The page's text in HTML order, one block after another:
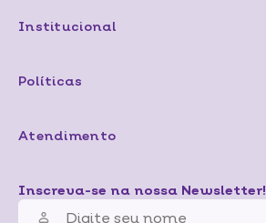
Institucional
Políticas
Atendimento
Inscreva-se na nossa Newsletter!